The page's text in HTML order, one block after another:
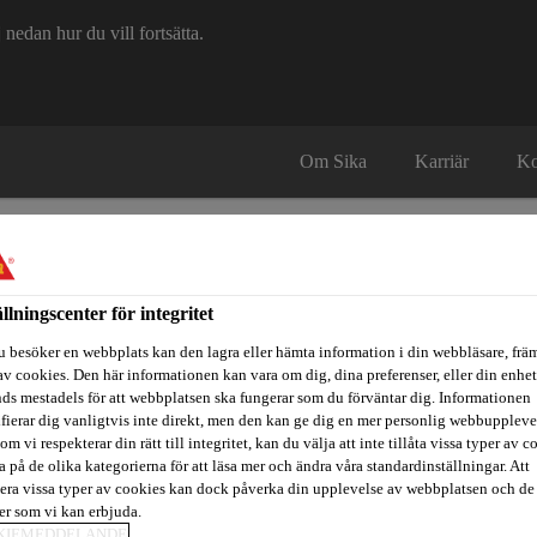
hur du vill fortsätta.
Om Sika Karriär
Referenser Teknisk Support Föreskrivare /
Underredsmassa Sikagard®-6060 S
för integritet
besöker en webbplats kan den lagra eller hämta information i din webbläsare,
cookies. Den här informationen kan vara om dig, dina preferenser, eller din
mestadels för att webbplatsen ska fungerar som du förväntar dig. Informationen
dig vanligtvis inte direkt, men den kan ge dig en mer personlig
vi respekterar din rätt till integritet, kan du välja att inte tillåta vissa typer av
på de olika kategorierna för att läsa mer och ändra våra standardinställningar. Att
vissa typer av cookies kan dock påverka din upplevelse av webbplatsen och de
som vi kan erbjuda.